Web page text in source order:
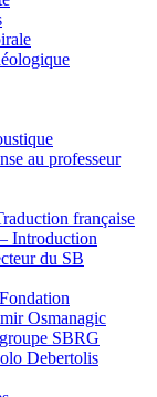
au professeur
française
Introduction
du SB
Osmanagic
SBRG
Debertolis